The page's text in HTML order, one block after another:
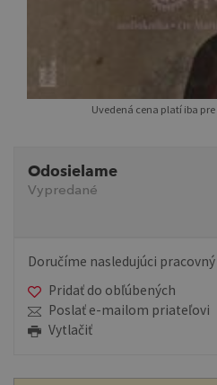
Uvedená cena platí iba
Odosielame
Vypredané
Doručíme nasledujúci
Pridať do obľúbených
Poslať e-mailom priateľovi
Vytlačiť